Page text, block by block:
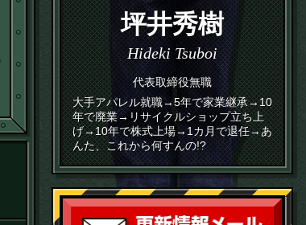
坪井秀樹
Hideki Tsuboi
代表取締役無職
大手アパレル就職→5年で家業継承→10
年で廃業→リサイクルショップ立ち上
げ→10年で株式上場→1カ月で退任→あ
んた、これから何すんの!?